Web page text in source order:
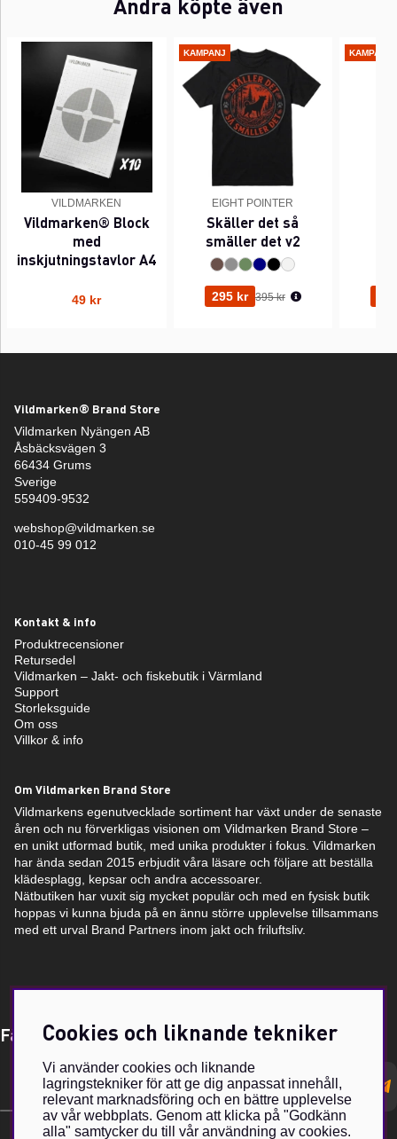
Andra köpte även
VILDMARKEN
Vildmarken® Block
med
inskjutningstavlor A4
49 kr
KAMPANJ
EIGHT POINTER
Skäller det så
smäller det v2
295 kr Ordinarie pris:
395 kr
KAMPANJ
Vildmarken® Brand Store
Vildmarken Nyängen AB
Åsbäcksvägen 3
66434 Grums
Sverige
559409-9532
webshop@vildmarken.se
010-45 99 012
Kontakt & info
Produktrecensioner
Retursedel
Vildmarken – Jakt- och fiskebutik i Värmland
Support
Storleksguide
Om oss
Villkor & info
Om Vildmarken Brand Store
Vildmarkens egenutvecklade sortiment har växt under de senaste
åren och nu förverkligas visionen om Vildmarken Brand Store –
en unikt utformad butik, med unika produkter i fokus. Vildmarken
har ända sedan 2015 erbjudit våra läsare och följare att beställa
klädesplagg, kepsar och andra accessoarer.
Nätbutiken har vuxit sig mycket populär och med en fysisk butik
hoppas vi kunna bjuda på en ännu större upplevelse tillsammans
med ett urval Brand Partners inom jakt och friluftsliv.
Få Magasin Vildmarken direkt till din e-post!*
postadress
Cookies och liknande tekniker
Vi använder cookies och liknande
lagringstekniker för att ge dig anpassat innehåll,
relevant marknadsföring och en bättre upplevelse
av vår webbplats. Genom att klicka på "Godkänn
alla" samtycker du till vår användning av cookies.